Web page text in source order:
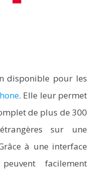
disponible pour les
. Elle leur permet
de plus de 300
sur une
à une interface
facilement